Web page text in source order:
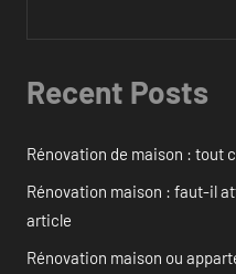
Recent Posts
Rénovation de maison : tout
Rénovation maison : faut-il
article
Rénovation maison ou